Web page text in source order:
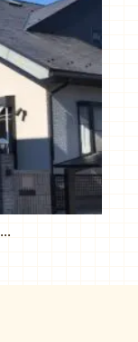
土岐市で外壁のタイル部分を、シリコン塗料で塗り替えをおこないました